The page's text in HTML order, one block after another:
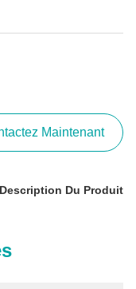
Maintenant
Description Du Produit